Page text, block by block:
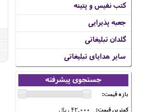
کتب نفیس و پتینه
جعبه پذیرایی
گلدان تبلیغاتی
سایر هدایای تبلیغاتی
جستجوی پیشرفته
بازه قیمت:
کمترین قیمت:
42,000 ریال